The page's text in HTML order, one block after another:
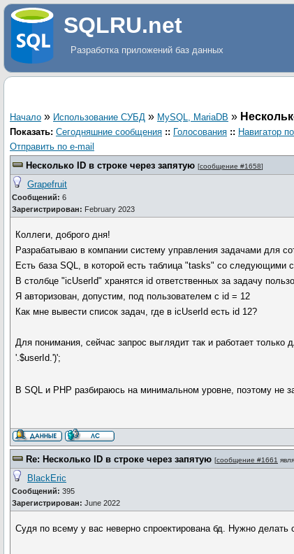
SQLRU.net
Разработка приложений баз данных
Начало » Использование СУБД » MySQL, MariaDB »
Показать: Сегодняшние сообщения :: Голосования :: Навигатор
Отправить по e-mail
Несколько ID в строке через запятую [сообщение #1658]
Grapefruit
Сообщений: 6
Зарегистрирован: February 2023
Коллеги, доброго дня!
Разрабатываю в компании систему управления задачами для
Есть база SQL, в которой есть таблица "tasks" со следующими
В столбце "icUserId" хранятся id ответственных за задачу
Я авторизован, допустим, под пользователем с id = 12
Как мне вывести список задач, где в icUserId есть id 12?
Для понимания, сейчас запрос выглядит так и работает
'.$userId.')';
В SQL и PHP разбираюсь на минимальном уровне, поэтому не
Re: Несколько ID в строке через запятую [сообщение #1661
BlackEric
Сообщений: 395
Зарегистрирован: June 2022
Судя по всему у вас неверно спроектирована бд. Нужно делать